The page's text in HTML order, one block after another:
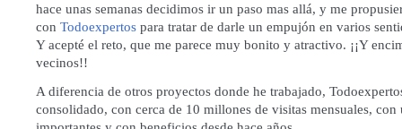
hace unas semanas decidimos ir un paso mas allá, y me
con Todoexpertos para tratar de darle un empujón en varios
Y acepté el reto, que me parece muy bonito y atractivo. ¡¡Y
vecinos!!
A diferencia de otros proyectos donde he trabajado,
consolidado, con cerca de 10 millones de visitas mensuales, con